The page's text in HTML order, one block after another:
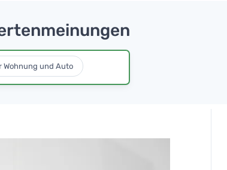
Wohnung und Auto